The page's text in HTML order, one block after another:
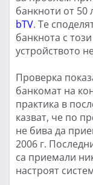
банкноти от 50
bTV. Те
банкнота с
устройството
Проверка
банкомат на
практика в
казват, че по
не бива да
2006 г.
са приемали
настроят